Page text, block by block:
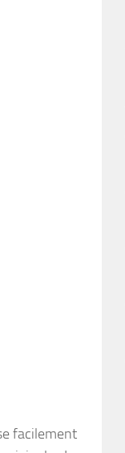
facilement